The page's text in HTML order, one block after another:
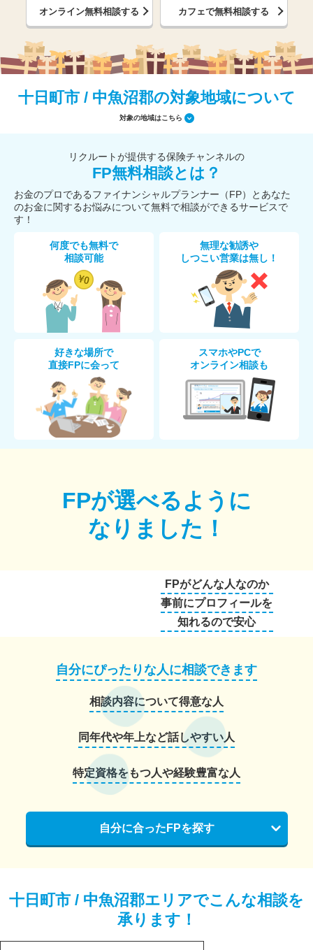
オンライン無料相談する カフェで無料相談する
十日町市 / 中魚沼郡の対象地域について
対象の地域はこちら
リクルートが提供する保険チャンネルの
FP無料相談とは？
お金のプロであるファイナンシャルプランナー（FP）とあなた
のお金に関するお悩みについて無料で相談ができるサービスで
す！
何度でも無料で
相談可能
無理な勧誘や
しつこい営業は無し！
好きな場所で
直接FPに会って
スマホやPCで
オンライン相談も
FPが選べるように
なりました！
FPがどんな人なのか
事前にプロフィールを
知れるので安心
自分にぴったりな人に相談できます
相談内容について得意な人
同年代や年上など話しやすい人
特定資格をもつ人や経験豊富な人
自分に合ったFPを探す
十日町市 / 中魚沼郡エリアでこんな相談を
承ります！